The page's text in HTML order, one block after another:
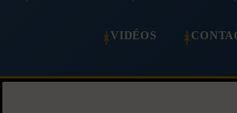
VIDÉOS